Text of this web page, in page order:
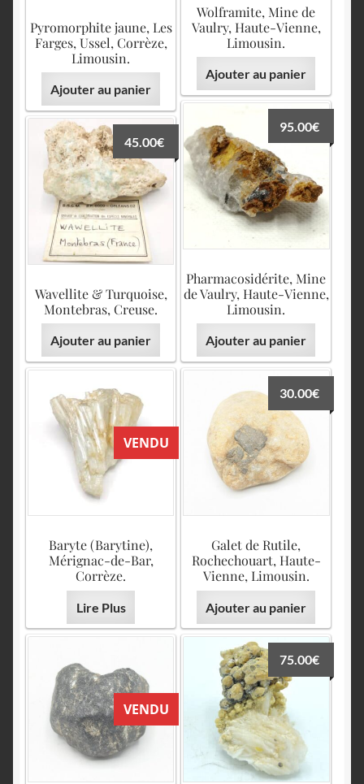
Wolframite, Mine de
Vaulry, Haute-Vienne,
Limousin.
Ajouter au panier
Pyromorphite jaune, Les
Farges, Ussel, Corrèze,
Limousin.
Ajouter au panier
Pharmacosidérite, Mine
de Vaulry, Haute-Vienne,
Limousin.
95.00€
Ajouter au panier
Wavellite & Turquoise,
Montebras, Creuse.
45.00€
Ajouter au panier
VENDU
Baryte (Barytine),
Mérignac-de-Bar,
Corrèze.
Lire Plus
Galet de Rutile,
Rochechouart, Haute-
Vienne, Limousin.
30.00€
Ajouter au panier
VENDU
75.00€